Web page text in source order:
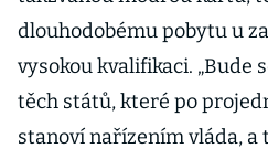
dlouhodobému pobytu u
vysokou kvalifikaci. „Bude
těch států, které po
stanoví nařízením vláda,